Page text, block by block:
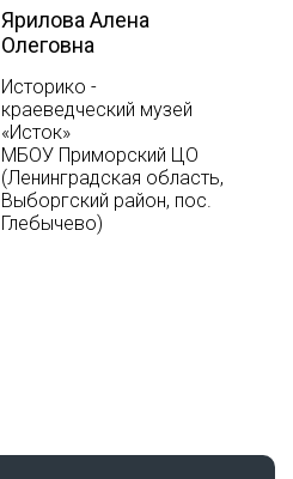
Ярилова Алена
Олеговна
Историко -
краеведческий музей
«Исток»
МБОУ Приморский ЦО
(Ленинградская область,
Выборгский район, пос.
Глебычево)